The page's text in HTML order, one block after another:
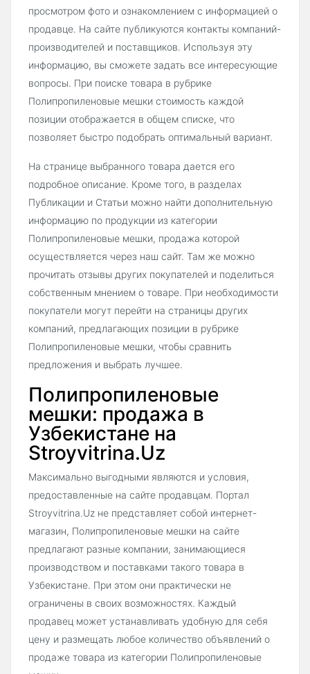
просмотром фото и ознакомлением с информацией о
продавце. На сайте публикуются контакты компаний-
производителей и поставщиков. Используя эту
информацию, вы сможете задать все интересующие
вопросы. При поиске товара в рубрике
Полипропиленовые мешки стоимость каждой
позиции отображается в общем списке, что
позволяет быстро подобрать оптимальный вариант.
На странице выбранного товара дается его
подробное описание. Кроме того, в разделах
Публикации и Статьи можно найти дополнительную
информацию по продукции из категории
Полипропиленовые мешки, продажа которой
осуществляется через наш сайт. Там же можно
прочитать отзывы других покупателей и поделиться
собственным мнением о товаре. При необходимости
покупатели могут перейти на страницы других
компаний, предлагающих позиции в рубрике
Полипропиленовые мешки, чтобы сравнить
предложения и выбрать лучшее.
Полипропиленовые
мешки: продажа в
Узбекистане на
Stroyvitrina.Uz
Максимально выгодными являются и условия,
предоставленные на сайте продавцам. Портал
Stroyvitrina.Uz не представляет собой интернет-
магазин, Полипропиленовые мешки на сайте
предлагают разные компании, занимающиеся
производством и поставками такого товара в
Узбекистане. При этом они практически не
ограничены в своих возможностях. Каждый
продавец может устанавливать удобную для себя
цену и размещать любое количество объявлений о
продаже товара из категории Полипропиленовые